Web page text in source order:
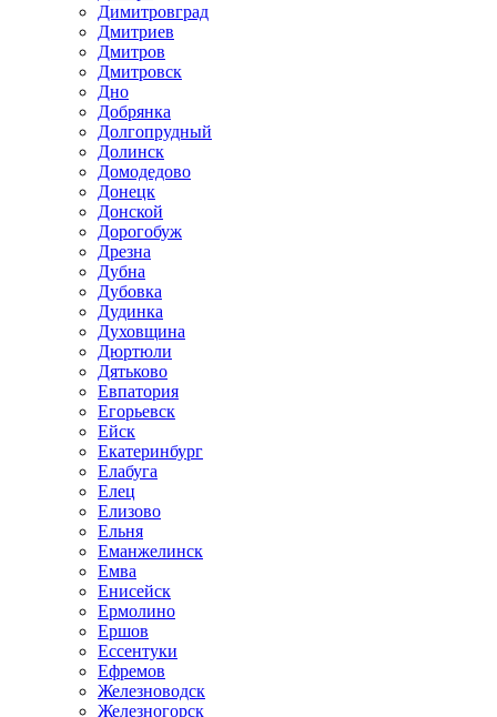
Димитровград
Дмитриев
Дмитров
Дмитровск
Дно
Добрянка
Долгопрудный
Долинск
Домодедово
Донецк
Донской
Дорогобуж
Дрезна
Дубна
Дубовка
Дудинка
Духовщина
Дюртюли
Дятьково
Евпатория
Егорьевск
Ейск
Екатеринбург
Елабуга
Елец
Елизово
Ельня
Еманжелинск
Емва
Енисейск
Ермолино
Ершов
Ессентуки
Ефремов
Железноводск
Железногорск